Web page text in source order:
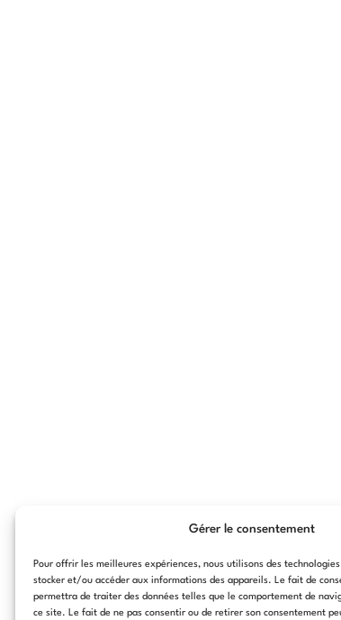
Gérer le consentement
Pour offrir les meilleures expériences, nous utilisons des
stocker et/ou accéder aux informations des appareils. Le fait de
permettra de traiter des données telles que le comportement de
ce site. Le fait de ne pas consentir ou de retirer son consentement